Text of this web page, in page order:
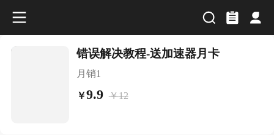
错误解决教程-送加速器月卡
月销1
￥9.9 ￥12